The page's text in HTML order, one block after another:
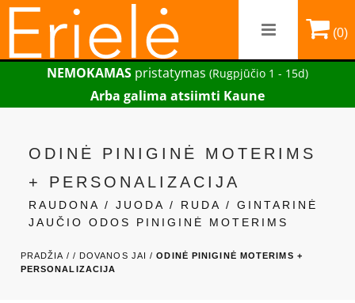
(0)
NEMOKAMAS pristatymas (Rugpjūčio 1 - 15d)
Arba galima atsiimti Kaune
ODINĖ PINIGINĖ MOTERIMS
+ PERSONALIZACIJA
RAUDONA / JUODA / RUDA / GINTARINĖ
JAUČIO ODOS PINIGINĖ MOTERIMS
PRADŽIA / / DOVANOS JAI /ODINĖ PINIGINĖ MOTERIMS +
PERSONALIZACIJA